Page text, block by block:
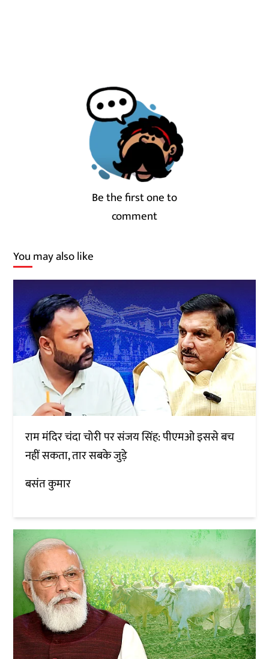
Be the first one to
comment
You may also like
राम मंदिर चंदा चोरी पर संजय सिंह: पीएमओ इससे बच
नहीं सकता, तार सबके जुड़े
बसंत कुमार